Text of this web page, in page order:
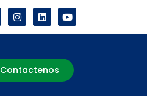
Contactenos